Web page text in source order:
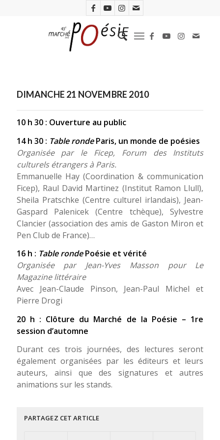
DIMANCHE 21 NOVEMBRE 2010
10 h 30 : Ouverture au public
14 h 30 : Table rondeParis, un monde de poésies
Organisée par le Ficep, Forum des Instituts
culturels étrangers à Paris.
Emmanuelle Hay (Coordination & communication
Ficep), Raul David Martinez (Institut Ramon Llull),
Sheila Pratschke (Centre culturel irlandais), Jean-
Gaspard Palenicek (Centre tchèque), Sylvestre
Clancier (association des amis de Gaston Miron et
Pen Club de France)…
16 h : Table rondePoésie et vérité
Organisée par Jean-Yves Masson pour Le
Magazine littéraire
Avec Jean-Claude Pinson, Jean-Paul Michel et
Pierre Drogi
20 h : Clôture du Marché de la Poésie – 1re
session d’automne
Durant ces trois journées, des lectures seront
également organisées par les éditeurs et leurs
auteurs, ainsi que des signatures et autres
animations sur les stands.
PARTAGEZ CET ARTICLE